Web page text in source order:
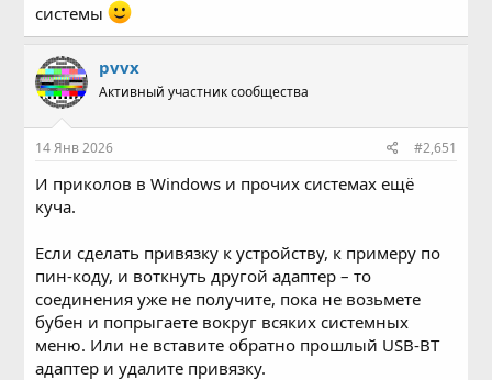
системы
pvvx
Активный участник сообщества
14 Янв 2026 #2,651
И приколов в Windows и прочих системах ещё
куча.
Если сделать привязку к устройству, к примеру по
пин-коду, и воткнуть другой адаптер – то
соединения уже не получите, пока не возьмете
бубен и попрыгаете вокруг всяких системных
меню. Или не вставите обратно прошлый USB-BT
адаптер и удалите привязку.